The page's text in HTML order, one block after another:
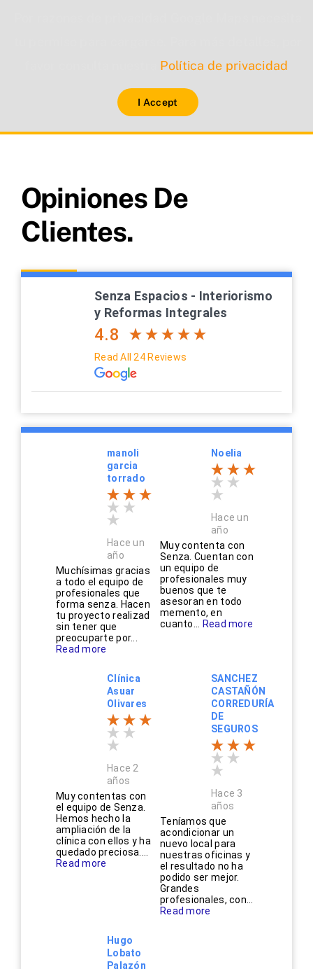
Política de privacidad
I Accept
Opiniones De
Clientes.
Senza Espacios - Interiorismo
y Reformas Integrales
4.8
Read All 24 Reviews
manoli
garcia
torrado
Hace un
año
Muchísimas gracias
a todo el equipo de
profesionales que
forma senza. Hacen
tu proyecto realizad
sin tener que
preocuparte por...
Read more
Noelia
Hace un
año
Muy contenta con
Senza. Cuentan con
un equipo de
profesionales muy
buenos que te
asesoran en todo
memento, en
cuanto...
Read more
Clínica
Asuar
Olivares
Hace 2
años
Muy contentas con
el equipo de Senza.
Hemos hecho la
ampliación de la
clínica con ellos y ha
quedado preciosa....
Read more
SANCHEZ
CASTAÑÓN
CORREDURÍA
DE
SEGUROS
Hace 3
años
Teníamos que
acondicionar un
nuevo local para
nuestras oficinas y
el resultado no ha
podido ser mejor.
Grandes
profesionales, con...
Read more
Hugo
Lobato
Palazón